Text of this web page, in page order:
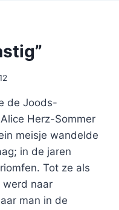
de Joods-
Herz-Sommer
meisje wandelde
in de jaren
Tot ze als
werd naar
man in de